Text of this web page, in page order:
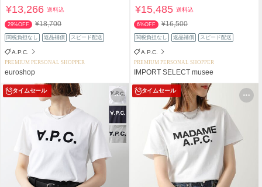
¥13,266送料込
29%OFF ¥18,700
関税負担なし 返品補償 スピード配送
A.P.C.
PREMIUM PERSONAL SHOPPER
euroshop
¥15,485送料込
6%OFF ¥16,500
関税負担なし 返品補償 スピード配送
A.P.C.
PREMIUM PERSONAL SHOPPER
IMPORT SELECT musee
タイムセール タイムセール